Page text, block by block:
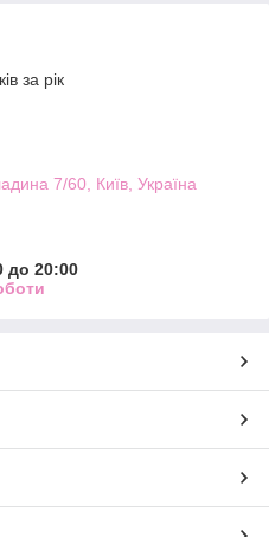
за рік
7/60, Київ, Україна
до 20:00